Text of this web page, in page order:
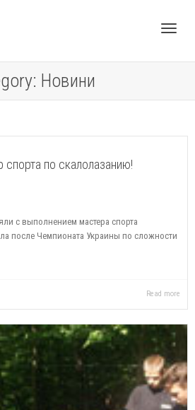
Новини
по скалолазанию!
с выполнением мастера спорта
после Чемпионата Украины по сложности
Read more